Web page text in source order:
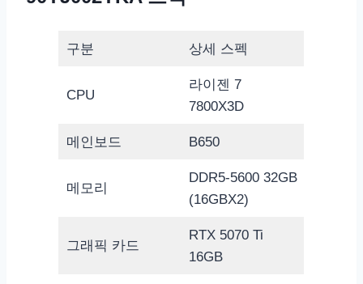
구분 상세 스펙
CPU
라이젠 7
7800X3D
메인보드 B650
메모리
DDR5-5600 32GB
(16GBX2)
그래픽 카드
RTX 5070 Ti
16GB